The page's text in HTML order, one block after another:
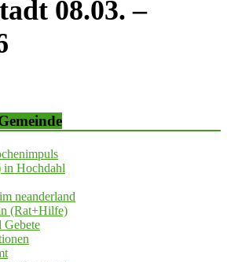
08.03. –
in Hochdahl
neanderland
(Rat+Hilfe)
Gebete